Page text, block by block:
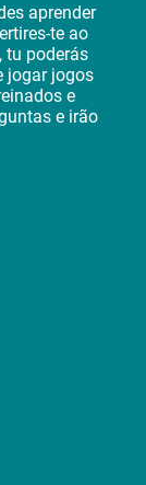
aprender
te ao
tu poderás
jogar jogos
e
e irão